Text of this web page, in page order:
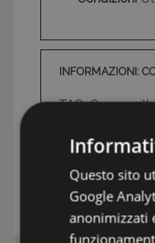
INFORMAZIONI:
TAG: Case e
L'AGENTE
Questo sito
Google
anonimizzati